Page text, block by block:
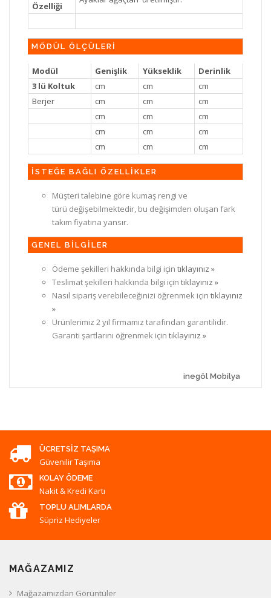
Özelliği
MÖDÜL ÖLÇÜLERİ
Modül Genişlik Yükseklik
Derinlik
3 lü Koltuk
cm cm
cm
Berjer
cm cm
cm
cm
cm
cm
cm
cm
cm
cm
cm cm
İSTEĞE BAĞLI ÖZELLİKLER
Müşteri talebine göre kumaş rengi ve
türü değişebilmektedir, bu değişimden oluşan fark
takım fiyatına yansır.
GENEL BİLGİLER
Ödeme şekilleri hakkında bilgi için tıklayınız »
Teslimat şekilleri hakkında bilgi için tıklayınız »
Nasıl sipariş verebileceğinizi öğrenmek için tıklayınız
»
Ürünlerimiz 2 yıl firmamız tarafından garantilidir.
Garanti şartlarını öğrenmek için tıklayınız »
inegöl Mobilya
ÜCRETSIZ TAŞIMA
Güvenilir Taşıma
KOLAY ÖDEME
Nakit & Kredi Kartı
TOPLU ALIMLARDA
Süpriz Hediyeler
MAĞAZAMIZ
Mağazamızdan Görüntüler